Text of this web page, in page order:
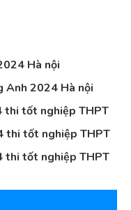
Hà nội
Anh 2024 Hà nội
thi tốt nghiệp THPT
thi tốt nghiệp THPT
thi tốt nghiệp THPT